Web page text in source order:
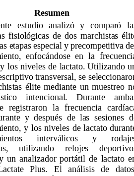
Resumen
estudio analizó y comparó
fisiológicas de dos marchistas
etapas especial y precompetitiva
enfocándose en la
y los niveles de lactato. Utilizando
transversal, se
élite mediante un muestreo
intencional. Durante
registraron la frecuencia
y después de las sesiones
y los niveles de lactato
interválicos y
utilizando relojes
un analizador portátil de lactato
Plus. El análisis de